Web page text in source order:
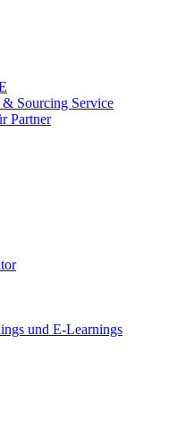
Sourcing Service
Partner
und E-Learnings